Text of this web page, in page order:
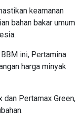
keamanan
bahan bakar umum
ini, Pertamina
harga minyak
dan Pertamax Green,